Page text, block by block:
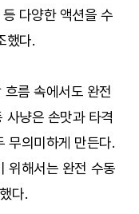
등 다양한 액션을 수
했다.
름 속에서도 완전
사냥은 손맛과 타격
무의미하게 만든다.
위해서는 완전 수동
다.